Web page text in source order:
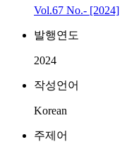
Vol.67 No.- [2024]
발행연도
2024
작성언어
Korean
주제어